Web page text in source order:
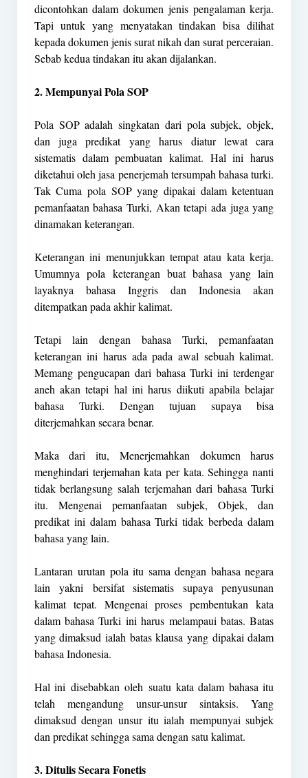
dicontohkan dalam dokumen jenis pengalaman kerja.
Tapi untuk yang menyatakan tindakan bisa dilihat
kepada dokumen jenis surat nikah dan surat perceraian.
Sebab kedua tindakan itu akan dijalankan.
2. Mempunyai Pola SOP
Pola SOP adalah singkatan dari pola subjek, objek,
dan juga predikat yang harus diatur lewat cara
sistematis dalam pembuatan kalimat. Hal ini harus
diketahui oleh jasa penerjemah tersumpah bahasa turki.
Tak Cuma pola SOP yang dipakai dalam ketentuan
pemanfaatan bahasa Turki, Akan tetapi ada juga yang
dinamakan keterangan.
Keterangan ini menunjukkan tempat atau kata kerja.
Umumnya pola keterangan buat bahasa yang lain
layaknya bahasa Inggris dan Indonesia akan
ditempatkan pada akhir kalimat.
Tetapi lain dengan bahasa Turki, pemanfaatan
keterangan ini harus ada pada awal sebuah kalimat.
Memang pengucapan dari bahasa Turki ini terdengar
aneh akan tetapi hal ini harus diikuti apabila belajar
bahasa Turki. Dengan tujuan supaya bisa
diterjemahkan secara benar.
Maka dari itu, Menerjemahkan dokumen harus
menghindari terjemahan kata per kata. Sehingga nanti
tidak berlangsung salah terjemahan dari bahasa Turki
itu. Mengenai pemanfaatan subjek, Objek, dan
predikat ini dalam bahasa Turki tidak berbeda dalam
bahasa yang lain.
Lantaran urutan pola itu sama dengan bahasa negara
lain yakni bersifat sistematis supaya penyusunan
kalimat tepat. Mengenai proses pembentukan kata
dalam bahasa Turki ini harus melampaui batas. Batas
yang dimaksud ialah batas klausa yang dipakai dalam
bahasa Indonesia.
Hal ini disebabkan oleh suatu kata dalam bahasa itu
telah mengandung unsur-unsur sintaksis. Yang
dimaksud dengan unsur itu ialah mempunyai subjek
dan predikat sehingga sama dengan satu kalimat.
3. Ditulis Secara Fonetis